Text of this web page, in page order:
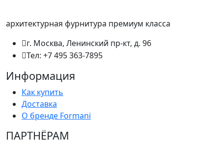
архитектурная фурнитура премиум класса
г. Москва, Ленинский пр-кт, д. 96
Тел: +7 495 363-7895
Информация
Как купить
Доставка
О бренде Formani
ПАРТНËРАМ